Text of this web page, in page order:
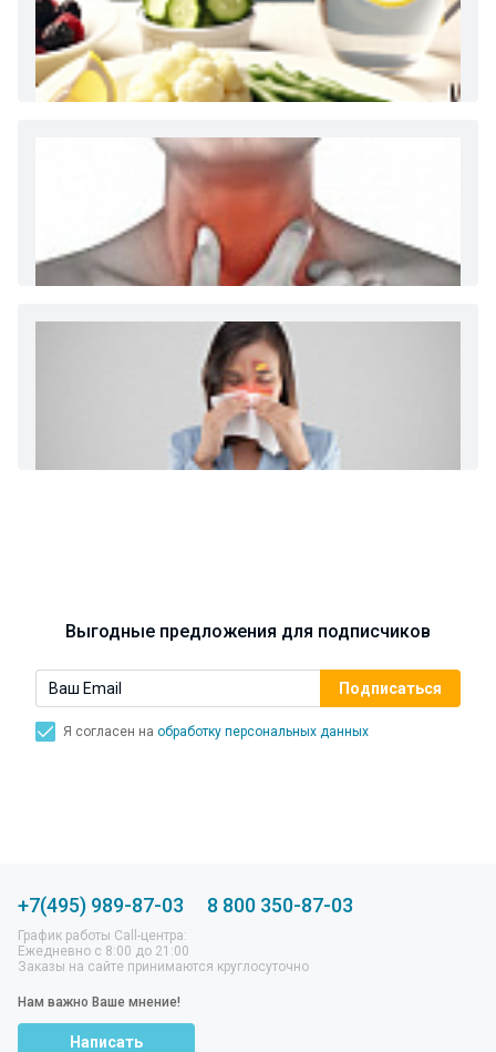
Как и сколько денег можно получить по
Диета 7 стол при заболеваниях почек (острый и
Ларингит: все о ларингите и его лечении. Как
спасти свой голос.
Выгодные предложения для подписчиков
Я согласен на обработку персональных данных
+7(495) 989-87-03 8 800 350-87-03
График работы Call-центра:
Ежедневно с 8:00 до 21:00
Заказы на сайте принимаются круглосуточно
Нам важно Ваше мнение!
Написать